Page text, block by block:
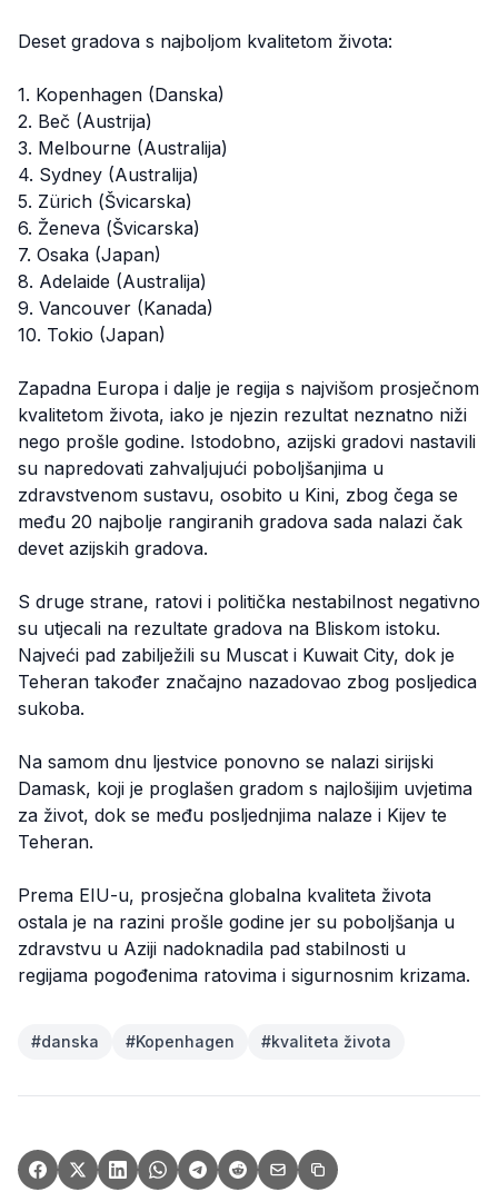
Deset gradova s najboljom kvalitetom života:
1. Kopenhagen (Danska)
2. Beč (Austrija)
3. Melbourne (Australija)
4. Sydney (Australija)
5. Zürich (Švicarska)
6. Ženeva (Švicarska)
7. Osaka (Japan)
8. Adelaide (Australija)
9. Vancouver (Kanada)
10. Tokio (Japan)
Zapadna Europa i dalje je regija s najvišom prosječnom
kvalitetom života, iako je njezin rezultat neznatno niži
nego prošle godine. Istodobno, azijski gradovi nastavili
su napredovati zahvaljujući poboljšanjima u
zdravstvenom sustavu, osobito u Kini, zbog čega se
među 20 najbolje rangiranih gradova sada nalazi čak
devet azijskih gradova.
S druge strane, ratovi i politička nestabilnost negativno
su utjecali na rezultate gradova na Bliskom istoku.
Najveći pad zabilježili su Muscat i Kuwait City, dok je
Teheran također značajno nazadovao zbog posljedica
sukoba.
Na samom dnu ljestvice ponovno se nalazi sirijski
Damask, koji je proglašen gradom s najlošijim uvjetima
za život, dok se među posljednjima nalaze i Kijev te
Teheran.
Prema EIU-u, prosječna globalna kvaliteta života
ostala je na razini prošle godine jer su poboljšanja u
zdravstvu u Aziji nadoknadila pad stabilnosti u
regijama pogođenima ratovima i sigurnosnim krizama.
#danska #Kopenhagen #kvaliteta života